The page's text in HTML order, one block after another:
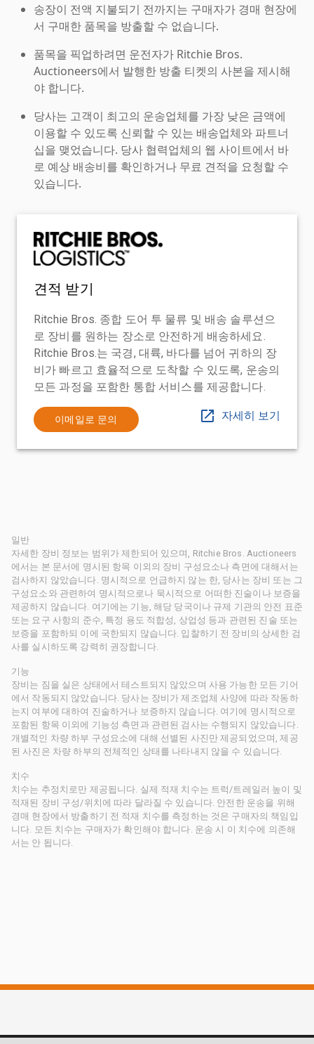
송장이 전액 지불되기 전까지는 구매자가 경매 현장에
서 구매한 품목을 방출할 수 없습니다.
품목을 픽업하려면 운전자가 Ritchie Bros.
Auctioneers에서 발행한 방출 티켓의 사본을 제시해
야 합니다.
당사는 고객이 최고의 운송업체를 가장 낮은 금액에
이용할 수 있도록 신뢰할 수 있는 배송업체와 파트너
십을 맺었습니다. 당사 협력업체의 웹 사이트에서 바
로 예상 배송비를 확인하거나 무료 견적을 요청할 수
있습니다.
견적 받기
Ritchie Bros. 종합 도어 투 물류 및 배송 솔루션으
로 장비를 원하는 장소로 안전하게 배송하세요.
Ritchie Bros.는 국경, 대륙, 바다를 넘어 귀하의 장
비가 빠르고 효율적으로 도착할 수 있도록, 운송의
모든 과정을 포함한 통합 서비스를 제공합니다.
이메일로 문의 자세히 보기
일반
자세한 장비 정보는 범위가 제한되어 있으며, Ritchie Bros. Auctioneers
에서는 본 문서에 명시된 항목 이외의 장비 구성요소나 측면에 대해서는
검사하지 않았습니다. 명시적으로 언급하지 않는 한, 당사는 장비 또는 그
구성요소와 관련하여 명시적으로나 묵시적으로 어떠한 진술이나 보증을
제공하지 않습니다. 여기에는 기능, 해당 당국이나 규제 기관의 안전 표준
또는 요구 사항의 준수, 특정 용도 적합성, 상업성 등과 관련된 진술 또는
보증을 포함하되 이에 국한되지 않습니다. 입찰하기 전 장비의 상세한 검
사를 실시하도록 강력히 권장합니다.
기능
장비는 짐을 실은 상태에서 테스트되지 않았으며 사용 가능한 모든 기어
에서 작동되지 않았습니다. 당사는 장비가 제조업체 사양에 따라 작동하
는지 여부에 대하여 진술하거나 보증하지 않습니다. 여기에 명시적으로
포함된 항목 이외에 기능성 측면과 관련된 검사는 수행되지 않았습니다.
개별적인 차량 하부 구성요소에 대해 선별된 사진만 제공되었으며, 제공
된 사진은 차량 하부의 전체적인 상태를 나타내지 않을 수 있습니다.
치수
치수는 추정치로만 제공됩니다. 실제 적재 치수는 트럭/트레일러 높이 및
적재된 장비 구성/위치에 따라 달라질 수 있습니다. 안전한 운송을 위해
경매 현장에서 방출하기 전 적재 치수를 측정하는 것은 구매자의 책임입
니다. 모든 치수는 구매자가 확인해야 합니다. 운송 시 이 치수에 의존해
서는 안 됩니다.